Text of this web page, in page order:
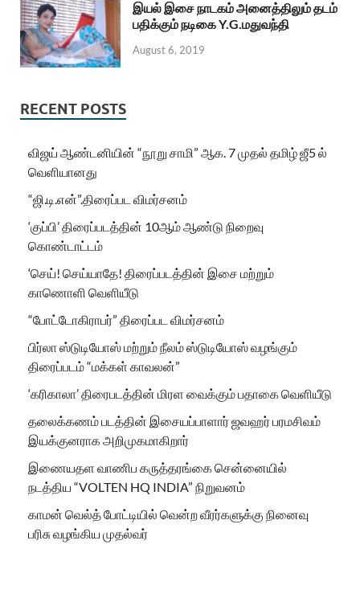
இயல் இசை நாடகம் அனைத்திலும் தடம்
பதிக்கும் நடிகை Y.G.மதுவந்தி
August 6, 2019
RECENT POSTS
விஜய் ஆண்டனியின் “நூறு சாமி” ஆக. 7 முதல் தமிழ் ஜீ5 ல்
வெளியானது
“ஜி.டி.என்”.திரைப்பட விமர்சனம்
‘குப்பி’ திரைப்படத்தின் 10ஆம் ஆண்டு நிறைவு
கொண்டாட்டம்
‘செய்! செய்யாதே! திரைப்படத்தின் இசை மற்றும்
காணொளி வெளியீடு
“போட்டோகிராபர்” திரைப்பட விமர்சனம்
பிர்லா ஸ்டுடியோஸ் மற்றும் நீலம் ஸ்டுடியோஸ் வழங்கும்
திரைப்படம் “மக்கள் காவலன்”
‘கரிகாலா’ திரைபடத்தின் மிரள வைக்கும் பதாகை வெளியீடு
தலைக்கணம் படத்தின் இசையப்பாளார் ஜவஹர் பரமசிவம்
இயக்குனராக அறிமுகமாகிறார்
இணையதள வாணிப கருத்தரங்கை சென்னையில்
நடத்திய “VOLTEN HQ INDIA” நிறுவனம்
காமன் வெல்த் போட்டியில் வென்ற வீரர்களுக்கு நினைவு
பரிசு வழங்கிய முதல்வர்